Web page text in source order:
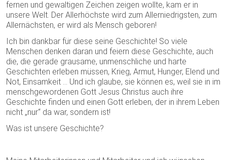
fernen und gewaltigen Zeichen zeigen wollte, kam er in
unsere Welt. Der Allerhöchste wird zum Allerniedrigsten, zum
Allernächsten, er wird als Mensch geboren!
Ich bin dankbar für diese seine Geschichte! So viele
Menschen denken daran und feiern diese Geschichte, auch
die, die gerade grausame, unmenschliche und harte
Geschichten erleben müssen, Krieg, Armut, Hunger, Elend und
Not, Einsamkeit … Und ich glaube, sie können es, weil sie in im
menschgewordenen Gott Jesus Christus auch ihre
Geschichte finden und einen Gott erleben, der in ihrem Leben
nicht „nur“ da war, sondern ist!
Was ist unsere Geschichte?